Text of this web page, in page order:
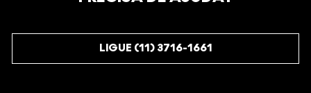
LIGUE (11) 3716-1661